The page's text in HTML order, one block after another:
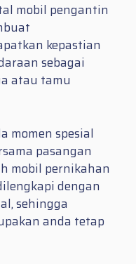
mobil pengantin
kepastian
sebagai
atau tamu
momen spesial
pasangan
mobil pernikahan
dengan
sehingga
anda tetap